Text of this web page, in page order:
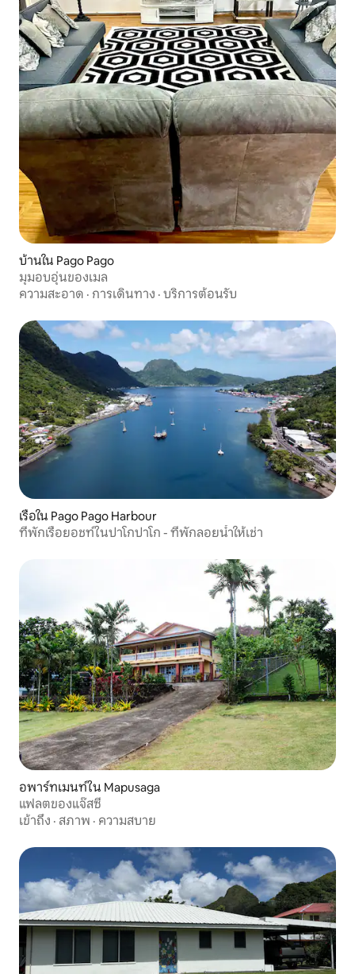
บ้านใน Pago Pago
มุมอบอุ่นของเมล
ความสะอาด · การเดินทาง · บริการต้อนรับ
เรือใน Pago Pago Harbour
ที่พักเรือยอชท์ในปาโกปาโก - ที่พักลอยน้ำให้เช่า
อพาร์ทเมนท์ใน Mapusaga
แฟลตของแจ๊สซี่
เข้าถึง · สภาพ · ความสบาย